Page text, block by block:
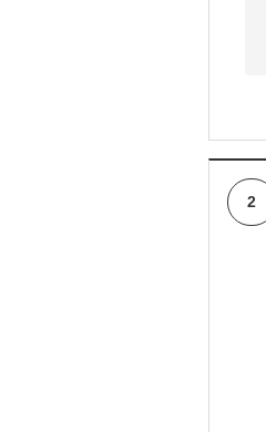
2